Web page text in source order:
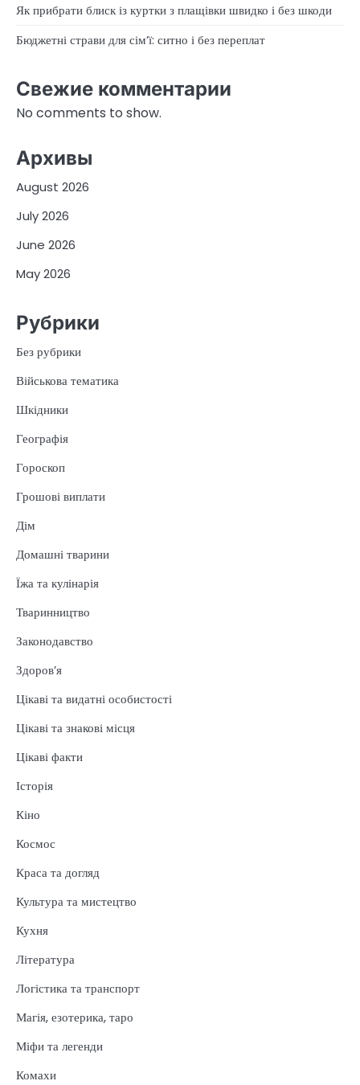
Як прибрати блиск із куртки з плащівки швидко і без шкоди
Бюджетні страви для сім’ї: ситно і без переплат
Свежие комментарии
No comments to show.
Архивы
August 2026
July 2026
June 2026
May 2026
Рубрики
Без рубрики
Військова тематика
Шкідники
Географія
Гороскоп
Грошові виплати
Дім
Домашні тварини
Їжа та кулінарія
Тваринництво
Законодавство
Здоров’я
Цікаві та видатні особистості
Цікаві та знакові місця
Цікаві факти
Історія
Кіно
Космос
Краса та догляд
Культура та мистецтво
Кухня
Література
Логістика та транспорт
Магія, езотерика, таро
Міфи та легенди
Комахи